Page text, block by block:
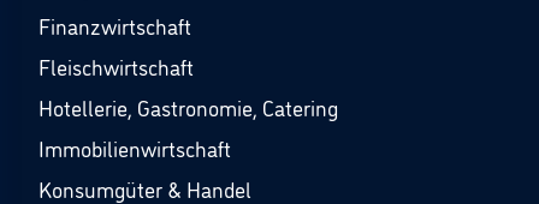
Finanzwirtschaft
Fleischwirtschaft
Hotellerie, Gastronomie, Catering
Immobilienwirtschaft
Konsumgüter & Handel